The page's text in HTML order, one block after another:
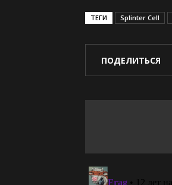
ТЕГИ Splinter Cell
ПОДЕЛИТЬСЯ